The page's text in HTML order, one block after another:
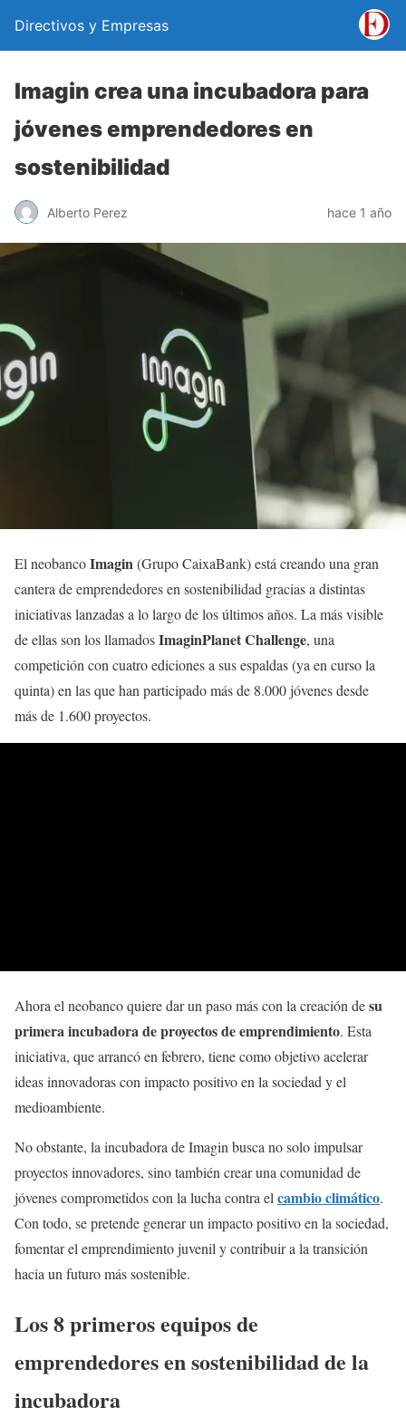
Directivos y Empresas
Imagin crea una incubadora para
jóvenes emprendedores en
sostenibilidad
Alberto Perez hace 1 año
El neobancoImagin(Grupo CaixaBank) está creando una gran
cantera de emprendedores en sostenibilidad gracias a distintas
iniciativas lanzadas a lo largo de los últimos años. La más visible
de ellas son los llamadosImaginPlanet Challenge, una
competición con cuatro ediciones a sus espaldas (ya en curso la
quinta) en las que han participado más de 8.000 jóvenes desde
más de 1.600 proyectos.
Ahora el neobanco quiere dar un paso más con la creación desu
primera incubadora de proyectos de emprendimiento. Esta
iniciativa, que arrancó en febrero, tiene como objetivo acelerar
ideas innovadoras con impacto positivo en la sociedad y el
medioambiente.
No obstante, la incubadora de Imagin busca no solo impulsar
proyectos innovadores, sino también crear una comunidad de
jóvenes comprometidos con la lucha contra elcambio climático.
Con todo, se pretende generar un impacto positivo en la sociedad,
fomentar el emprendimiento juvenil y contribuir a la transición
hacia un futuro más sostenible.
Los 8 primeros equipos de
emprendedores en sostenibilidad de la
incubadora